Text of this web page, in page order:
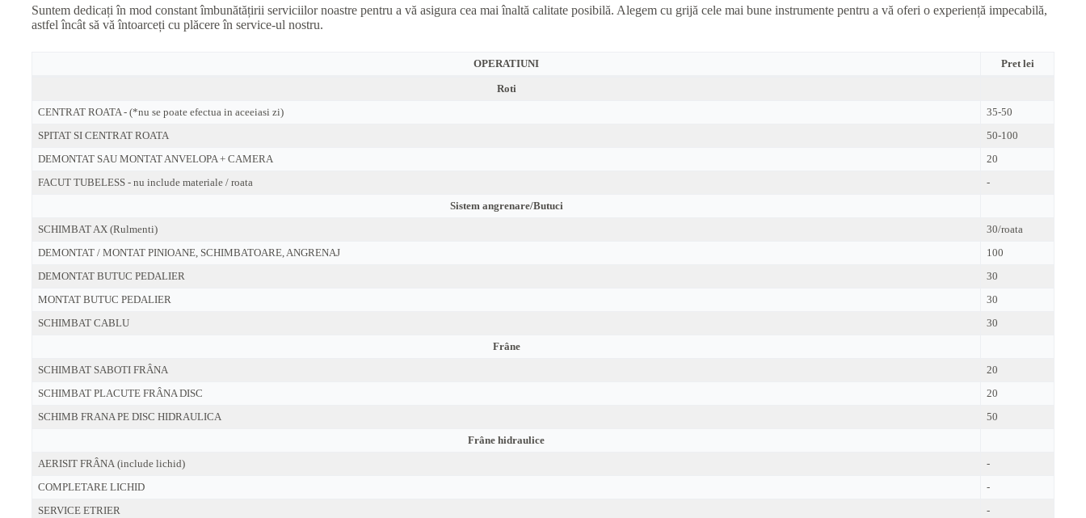
Suntem dedicați în mod constant îmbunătățirii serviciilor noastre pentru a vă asigura cea mai înaltă calitate posibilă. Alegem cu grijă cele mai bune instrumente pentru a vă oferi o experiență impecabilă,
astfel încât să vă întoarceți cu plăcere în service-ul nostru.
OPERATIUNI Pret lei
Roti
CENTRAT ROATA - (*nu se poate efectua in aceeiasi zi)
35-50
SPITAT SI CENTRAT ROATA
50-100
DEMONTAT SAU MONTAT ANVELOPA + CAMERA
20
FACUT TUBELESS - nu include materiale / roata
-
Sistem angrenare/Butuci
SCHIMBAT AX (Rulmenti)
30/roata
DEMONTAT / MONTAT PINIOANE, SCHIMBATOARE, ANGRENAJ
100
DEMONTAT BUTUC PEDALIER
30
MONTAT BUTUC PEDALIER
30
SCHIMBAT CABLU
30
Frâne
SCHIMBAT SABOTI FRÂNA
20
SCHIMBAT PLACUTE FRÂNA DISC
20
SCHIMB FRANA PE DISC HIDRAULICA
50
Frâne hidraulice
AERISIT FRÂNA (include lichid)
-
COMPLETARE LICHID
-
SERVICE ETRIER
-